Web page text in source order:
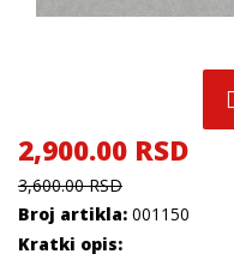
2,900.00 RSD
3,600.00 RSD
Broj artikla: 001150
Kratki opis: